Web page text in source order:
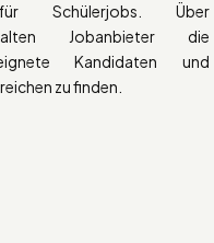
Schülerjobs. Über
Jobanbieter die
Kandidaten und
zu finden.